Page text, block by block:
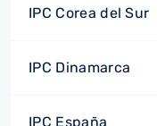
IPC Corea del Sur
IPC Dinamarca
IPC España